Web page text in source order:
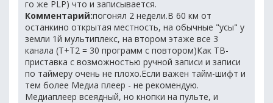
го же PLP) что и записывается.
Комментарий:погонял 2 недели.В 60 км от
останкино открытая местность, на обычные "усы" у
земли 1й мультиплекс, на втором этаже все 3
канала (Т+Т2 = 30 программ с повтором)Как ТВ-
приставка с возможностью ручной записи и записи
по таймеру очень не плохо.Если важен тайм-шифт и
тем более Медиа плеер - не рекомендую.
Медиаплеер всеядный, но кнопки на пульте, и